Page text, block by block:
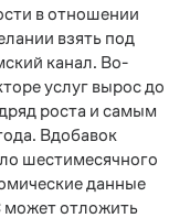
в отношении
взять под
канал. Во-
услуг вырос до
роста и самым
Вдобавок
шестимесячного
данные
может отложить